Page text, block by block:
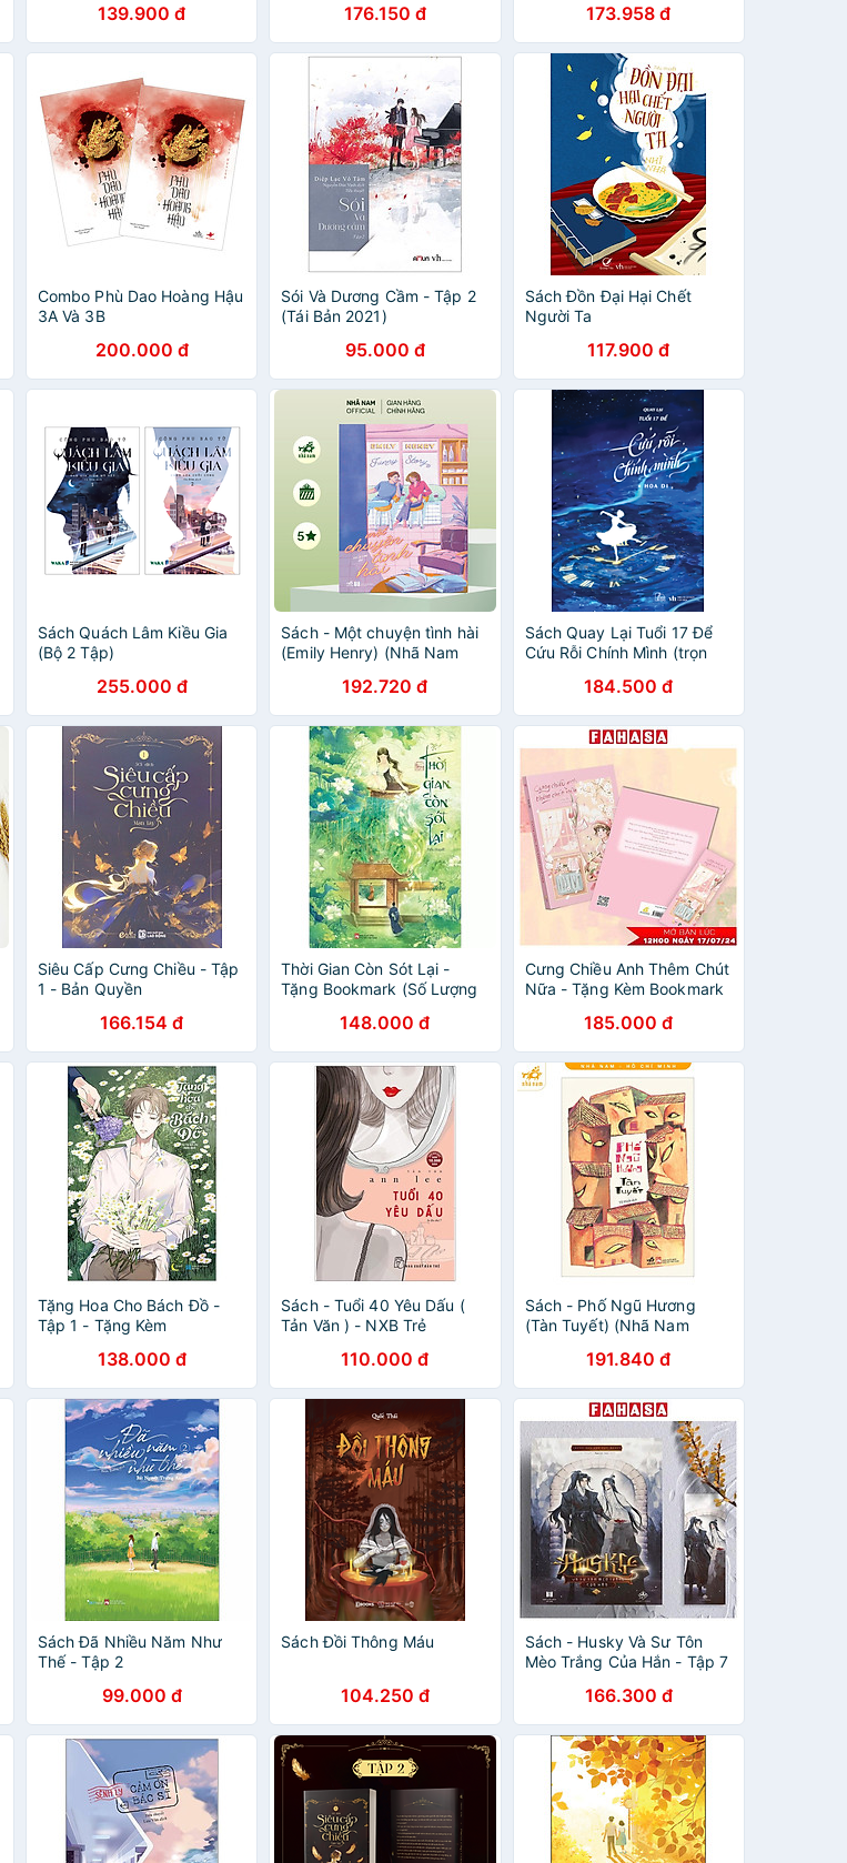
139.900 đ 176.150 đ 173.958 đ
Combo Phù Dao Hoàng Hậu
3A Và 3B
200.000 đ
Sói Và Dương Cầm - Tập 2
(Tái Bản 2021)
95.000 đ
Sách Đồn Đại Hại Chết
Người Ta
117.900 đ
Sách Quách Lâm Kiều Gia
(Bộ 2 Tập)
255.000 đ
Sách - Một chuyện tình hài
(Emily Henry) (Nhã Nam
192.720 đ
Sách Quay Lại Tuổi 17 Để
Cứu Rỗi Chính Mình (trọn
lãng mạn, học đường, thanh
xuân, vườn trường
184.500 đ
Siêu Cấp Cưng Chiều - Tập
1 - Bản Quyền
166.154 đ
Thời Gian Còn Sót Lại -
Tặng Bookmark (Số Lượng
148.000 đ
Cưng Chiều Anh Thêm Chút
Nữa - Tặng Kèm Bookmark
185.000 đ
Tặng Hoa Cho Bách Đồ -
Tập 1 - Tặng Kèm
138.000 đ
Sách - Tuổi 40 Yêu Dấu (
Tản Văn ) - NXB Trẻ
110.000 đ
Sách - Phố Ngũ Hương
(Tàn Tuyết) (Nhã Nam
191.840 đ
Sách Đã Nhiều Năm Như
Thế - Tập 2
99.000 đ
Sách Đồi Thông Máu
104.250 đ
Sách - Husky Và Sư Tôn
Mèo Trắng Của Hắn - Tập 7
166.300 đ